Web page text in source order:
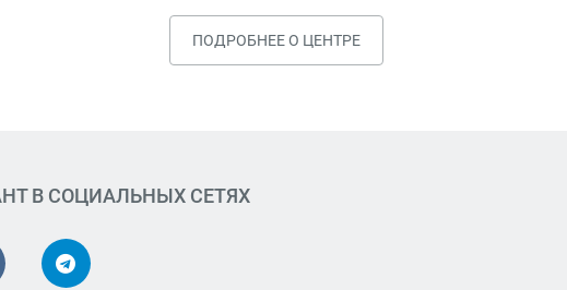
ПОДРОБНЕЕ О ЦЕНТРЕ
В СОЦИАЛЬНЫХ СЕТЯХ